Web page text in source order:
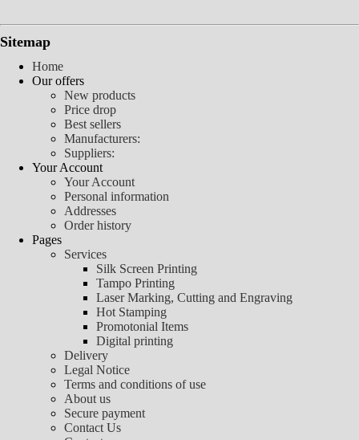
Sitemap
Home
Our offers
New products
Price drop
Best sellers
Manufacturers:
Suppliers:
Your Account
Your Account
Personal information
Addresses
Order history
Pages
Services
Silk Screen Printing
Tampo Printing
Laser Marking, Cutting and Engraving
Hot Stamping
Promotonial Items
Digital printing
Delivery
Legal Notice
Terms and conditions of use
About us
Secure payment
Contact Us